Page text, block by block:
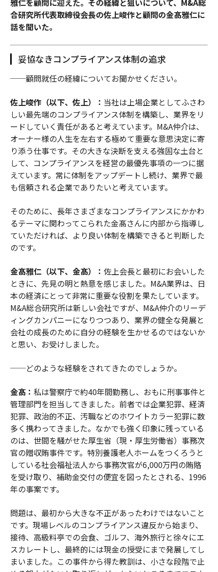
合研究所代表取締役会長の佐上峻作と顧問の金髙雅仁に
話を聞いた。
妥協なきコンプライアンス体制の追求
──顧問就任の経緯についてお聞かせください。
佐上峻作（以下、佐上）： 当社は上場企業としてふさわ
しい最先端のコンプライアンス体制を構築し、業界をリ
ードしていく責任があると考えています。M&A仲介は、
オーナー様の人生を左右する極めて重要な意思決定に寄
り添う仕事です。その大きな決断を支える強固な土台と
して、コンプライアンスを経営の最優先事項の一つに据
えています。常に体制をアップデートし続け、業界で最
も信頼される企業でありたいと考えています。
そのために、長年さまざまなコンプライアンスにかかわ
るテーマに関わってこられた金髙さんに内部から指導し
ていただければ、より良い体制を構築できると判断した
のです。
金髙雅仁（以下、金髙）： 佐上会長と最初にお会いした
ときに、先見の明と熱意を感じました。M&A業界は、日
本の経済にとって非常に重要な役割を果たしています。
M&A総合研究所は新しい会社ですが、M&A仲介のリーデ
ィングカンパニーになりつつあり、業界の健全な発展と
会社の成長のために自分の経験を生かせるのではないか
と思い、お受けしました。
──どのような経験をされてきたのでしょうか。
金髙： 私は警察庁で約40年間勤務し、おもに刑事事件と
管理部門を担当してきました。前者では企業犯罪、経済
犯罪、政治的不正、汚職などのホワイトカラー犯罪に数
多く携わってきました。なかでも強く印象に残っている
のは、世間を騒がせた厚生省（現・厚生労働省）事務次
官の贈収賄事件です。特別養護老人ホームをつくろうと
している社会福祉法人から事務次官が6,000万円の賄賂
を受け取り、補助金交付の便宜を図ったとされる、1996
年の事案です。
問題は、最初から大きな不正があったわけではないこと
です。現場レベルのコンプライアンス違反から始まり、
接待、高級料亭での会食、ゴルフ、海外旅行と徐々にエ
スカレートし、最終的には現金の授受にまで発展してし
まいました。この事件から得た教訓は、小さな段階で止